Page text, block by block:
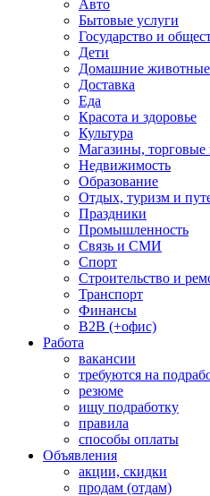
Авто
Бытовые услуги
Государство и
Дети
Домашние животные
Доставка
Еда
Красота и здоровье
Культура
Магазины, торговые
Недвижимость
Образование
Отдых, туризм и
Праздники
Промышленность
Связь и СМИ
Спорт
Строительство и
Транспорт
Финансы
B2B (+офис)
Работа
вакансии
требуются на
резюме
ищу подработку
правила
способы оплаты
Объявления
акции, скидки
продам (отдам)